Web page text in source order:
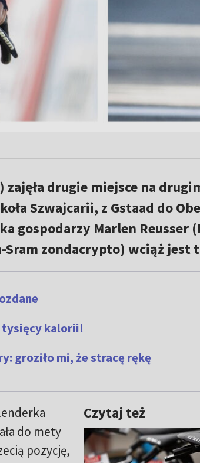
zajęła drugie miejsce na
Szwajcarii, z Gstaad do
gospodarzy Marlen Reusser
Sram zondacrypto) wciąż jest
tysięcy kalorii!
groziło mi, że stracę rękę
Czytaj też
do mety
pozycję,